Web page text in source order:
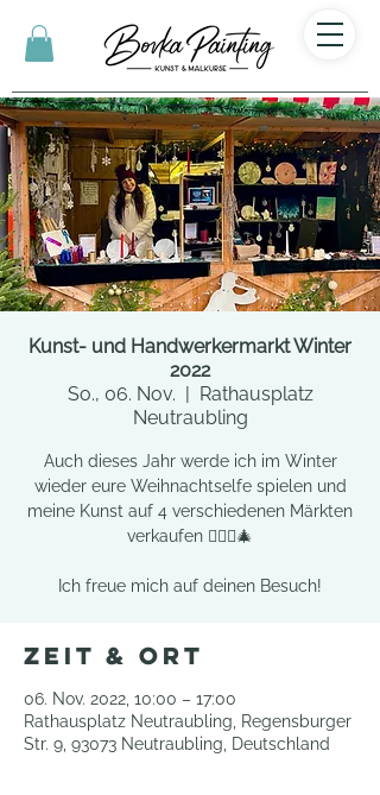
Kunst- und Handwerkermarkt Winter
2022
So., 06. Nov.
  |
Rathausplatz
Neutraubling
Auch dieses Jahr werde ich im Winter
wieder eure Weihnachtselfe spielen und
meine Kunst auf 4 verschiedenen Märkten
verkaufen 🧚🏻‍♀️🎄
Ich freue mich auf deinen Besuch!
Zeit & Ort
06. Nov. 2022, 10:00 – 17:00
Rathausplatz Neutraubling, Regensburger
Str. 9, 93073 Neutraubling, Deutschland